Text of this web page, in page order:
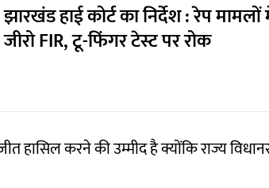
झारखंड हाई कोर्ट का निर्देश : रेप मामलों
जीरो FIR, टू-फिंगर टेस्ट पर रोक
हासिल करने की उम्मीद है क्योंकि राज्य